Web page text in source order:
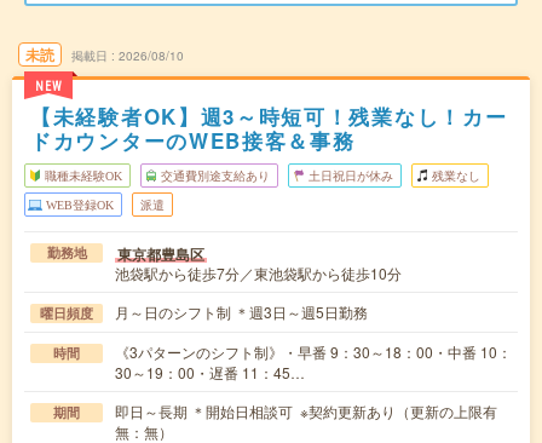
未読
NEW
掲載日 2026/08/10
【未経験者OK】週3～時短可！残業なし！カー
ドカウンターのWEB接客＆事務
職種未経験OK 交通費別途支給あり 土日祝日が休み 残業なし
WEB登録OK 派遣
勤務地 東京都豊島区
池袋駅から徒歩7分／東池袋駅から徒歩10分
曜日頻度 月～日のシフト制 ＊週3日～週5日勤務
時間
《3パターンのシフト制》・早番 9：30～18：00・中番 10：
30～19：00・遅番 11：45…
期間
即日～長期 ＊開始日相談可 ※契約更新あり（更新の上限有
無：無）